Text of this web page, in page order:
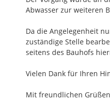
Abwasser zur weiteren
Da die Angelegenheit
zuständige Stelle
seitens des Bauhofs
Vielen Dank für Ihren
Mit freundlichen Grüßen